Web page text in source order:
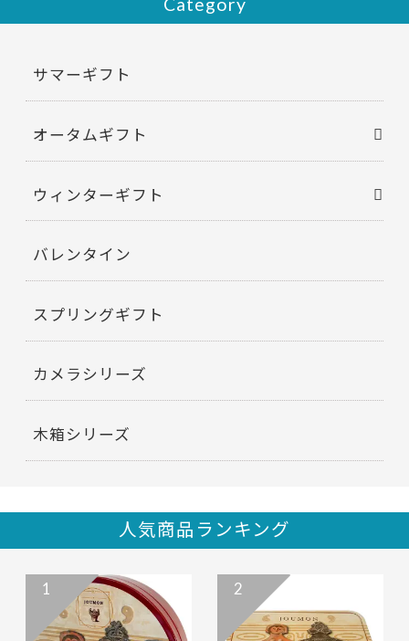
サマーギフト
オータムギフト
ウィンターギフト
バレンタイン
スプリングギフト
カメラシリーズ
木箱シリーズ
人気商品ランキング
1 2